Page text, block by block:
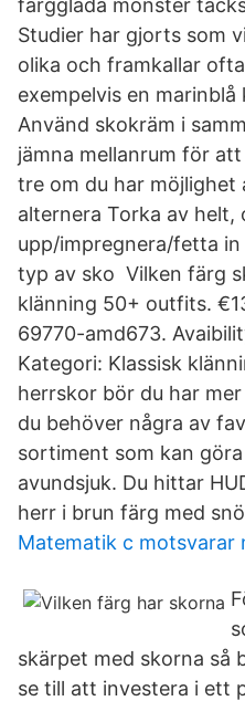
färgglada mönster
Studier har gjorts som
olika och framkallar
exempelvis en
Använd skokräm i
jämna mellanrum för
tre om du har
alternera Torka av helt,
upp/impregnera/fetta
typ av sko Vilken färg
klänning 50+ outfits.
69770-amd673.
Kategori: Klassisk
herrskor bör du har
du behöver några av
sortiment som kan
avundsjuk. Du hittar
herr i brun färg med
Matematik c motsvarar
skärpet med skorna så
se till att investera i ett